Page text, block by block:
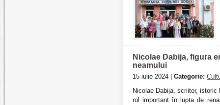
Nicolae Dabija, figura
neamului
15 iulie 2024 | Categorie:
Nicolae Dabija, scriitor,
rol important în lupta de